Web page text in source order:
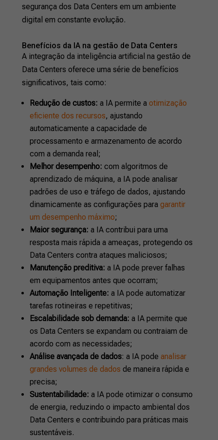
segurança dos Data Centers em um ambiente
digital em constante evolução.
Benefícios da IA na gestão de Data Centers
A integração da inteligência artificial na gestão de
Data Centers oferece uma série de benefícios
significativos, tais como:
Redução de custos: a IA permite a otimização
eficiente dos recursos, ajustando
automaticamente a capacidade de
processamento e armazenamento de acordo
com a demanda real;
Melhor desempenho: com algoritmos de
aprendizado de máquina, a IA pode analisar
padrões de uso e tráfego de dados, ajustando
dinamicamente as configurações para garantir
um desempenho máximo;
Maior segurança: a IA contribui para uma
resposta mais rápida a ameaças, protegendo os
Data Centers contra ataques maliciosos;
Manutenção preditiva: a IA pode prever falhas
em equipamentos antes que ocorram;
Automação Inteligente: a IA pode automatizar
tarefas rotineiras e repetitivas;
Escalabilidade sob demanda: a IA permite que
os Data Centers se expandam ou contraiam de
acordo com as necessidades;
Análise avançada de dados: a IA pode analisar
grandes volumes de dados de maneira rápida e
precisa;
Sustentabilidade: a IA pode otimizar o consumo
de energia, reduzindo o impacto ambiental dos
Data Centers e contribuindo para práticas mais
sustentáveis.